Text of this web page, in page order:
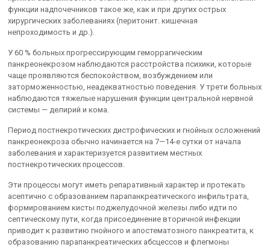
функции надпочечников такое же, как и при других острых
хирургических заболеваниях (перитонит. кишечная
непроходимость и др.).
У 60 % больных прогрессирующим геморрагическим
панкреонекрозом наблюдаются расстройства психики, которые
чаще проявляются беспокойством, возбуждением или
заторможенностью, неадекватностью поведения. У трети больных
наблюдаются тяжелые нарушения функции центральной нервной
системы — делирий и кома.
Период постнекротических дистрофических и гнойных осложнений
панкреонекроза обычно начинается на 7—14-е сутки от начала
заболевания и характеризуется развитием местных
постнекротических процессов.
Эти процессы могут иметь репаративный характер и протекать
асептично с образованием парапанкреатического инфильтрата,
формированием кисты поджелудочной железы либо идти по
септическому пути, когда присоединение вторичной инфекции
приводит к развитию гнойного и апостематозного панкреатита, к
образованию парапанкреатических абсцессов и флегмоны